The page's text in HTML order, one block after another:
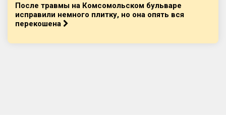
После травмы на Комсомольском бульваре
исправили немного плитку, но она опять вся
перекошена